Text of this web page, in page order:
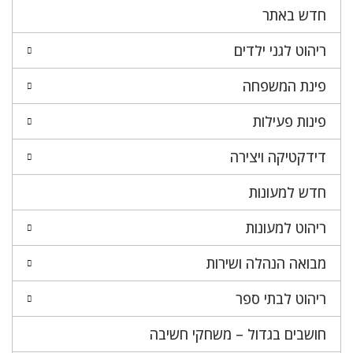
חדש באתר
ריהוט לגני ילדים
פינת המשפחה
פינות פעילות
דידקטיקה ויצירה
חדש למעונות
ריהוט למעונות
מבואה הנהלה ושירות
ריהוט לבתי ספר
חושבים בגדול – משחקי חשיבה